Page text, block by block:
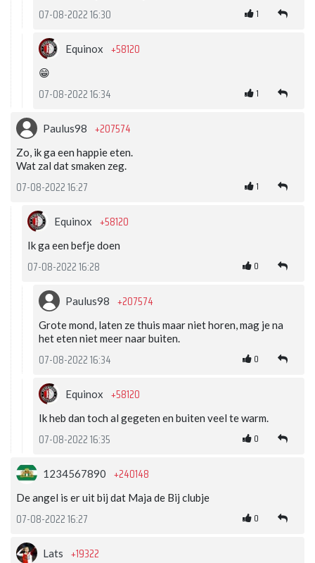
07-08-2022 16:30 1
Equinox +58120
😁
07-08-2022 16:34 1
Paulus98 +207574
Zo, ik ga een happie eten.
Wat zal dat smaken zeg.
07-08-2022 16:27 1
Equinox +58120
Ik ga een befje doen
07-08-2022 16:28 0
Paulus98 +207574
Grote mond, laten ze thuis maar niet horen, mag je na
het eten niet meer naar buiten.
07-08-2022 16:34 0
Equinox +58120
Ik heb dan toch al gegeten en buiten veel te warm.
07-08-2022 16:35 0
1234567890 +240148
De angel is er uit bij dat Maja de Bij clubje
07-08-2022 16:27 0
Lats +19322